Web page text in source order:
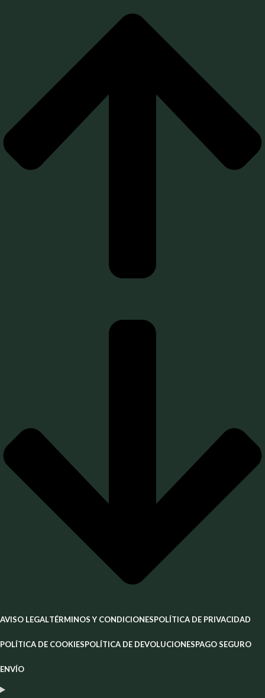
AVISO LEGALTÉRMINOS Y CONDICIONESPOLÍTICA DE PRIVACIDAD
POLÍTICA DE COOKIESPOLÍTICA DE DEVOLUCIONESPAGO SEGURO
ENVÍO